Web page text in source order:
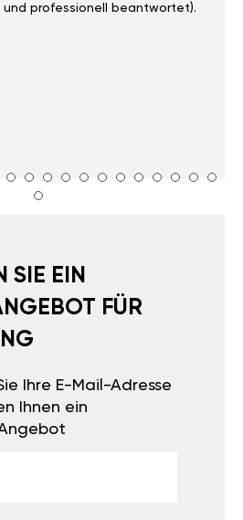
und professionell beantwortet).
SIE EIN
FÜR
Ihre E-Mail-Adresse
Ihnen ein